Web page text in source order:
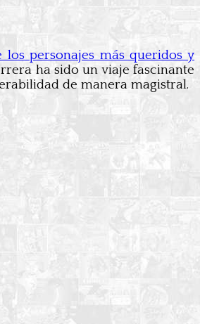
personajes más queridos y
ha sido un viaje fascinante
de manera magistral.